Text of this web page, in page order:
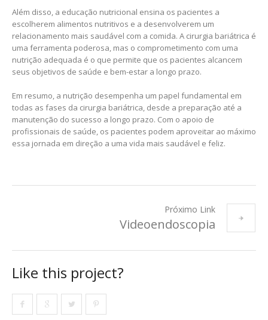
Além disso, a educação nutricional ensina os pacientes a
escolherem alimentos nutritivos e a desenvolverem um
relacionamento mais saudável com a comida. A cirurgia bariátrica é
uma ferramenta poderosa, mas o comprometimento com uma
nutrição adequada é o que permite que os pacientes alcancem
seus objetivos de saúde e bem-estar a longo prazo.
Em resumo, a nutrição desempenha um papel fundamental em
todas as fases da cirurgia bariátrica, desde a preparação até a
manutenção do sucesso a longo prazo. Com o apoio de
profissionais de saúde, os pacientes podem aproveitar ao máximo
essa jornada em direção a uma vida mais saudável e feliz.
Próximo Link
Videoendoscopia
Like this project?